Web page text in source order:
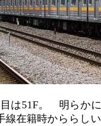
目は51F。 明らか
線在籍時かららし